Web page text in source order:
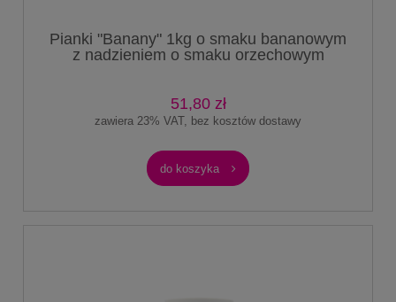
Pianki "Banany" 1kg o smaku bananowym
z nadzieniem o smaku orzechowym
51,80 zł
zawiera 23% VAT, bez kosztów dostawy
do koszyka